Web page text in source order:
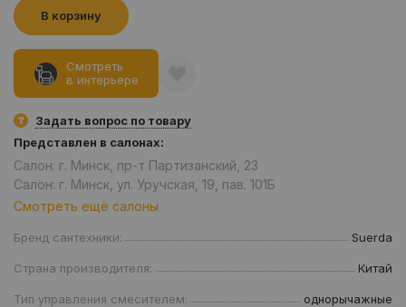
В корзину
Смотреть
в интерьере
Задать вопрос по товару
Представлен в салонах:
Салон: г. Минск, пр-т Партизанский, 23
Салон: г. Минск, ул. Уручская, 19, пав. 101Б
Смотреть ещё салоны
Бренд сантехники: Suerda
Страна производителя: Китай
Тип управления смесителем: однорычажные